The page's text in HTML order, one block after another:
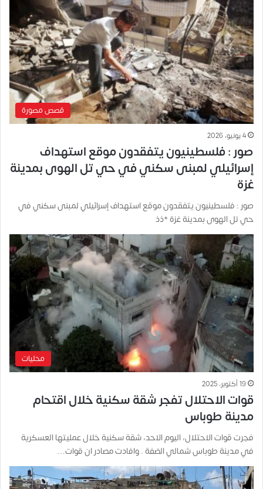
قصص مصورة
4 يونيو، 2026
صور : فلسطينيون يتفقدون موقع استهداف
إسرائيلي لمبنى سكني في حي تل الهوى بمدينة
غزة
صور : فلسطينيون يتفقدون موقع استهداف إسرائيلي لمبنى سكني في
حي تل الهوى بمدينة غزة *ذذ
محليات
19 أكتوبر، 2025
قوات الاحتلال تفجر شقة سكنية خلال اقتحام
مدينة طوباس
فجرت قوات الاحتلال، اليوم الاحد، شقة سكنية خلال عمليتها العسكرية
في مدينة طوباس شمالي الضفة . وافادت مصادر ان قوات…